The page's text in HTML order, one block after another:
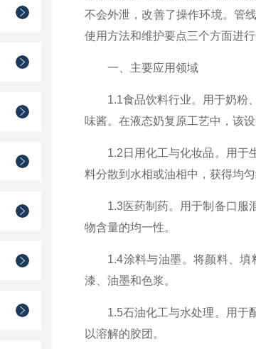
不会外泄，改善了操作环境。管
使用方法和维护要点三个方面进行
一、主要应用领域
1.1食品饮料行业。用于奶粉、
味酱。在液态奶复原工艺中，该
1.2日用化工与化妆品。用于生
料分散到水相或油相中，获得均匀
1.3医药制药。用于制备口服混
物含量的均一性。
1.4涂料与油墨。将颜料、填料
漆、油墨和色浆。
1.5石油化工与水处理。用于配
以溶解的胶团。